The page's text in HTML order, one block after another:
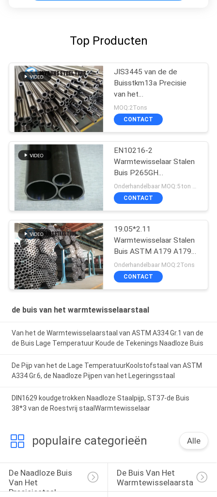
Top Producten
JIS3445 van de de
Buisstkm13a Precisie
van het
Warmtewisselaarstaal
Koudgetrokken Naadloze
het Roestvrije staalbuis
MOQ:2Tons
CONTACT
EN10216-2
Warmtewisselaar Stalen
Buis P265GH
Koudtrekken
Onderhandelbaar MOQ:5 ton per grootte
CONTACT
19.05*2.11
Warmtewisselaar Stalen
Buis ASTM A179 A179M
19
Onderhandelbaar MOQ:2Tons
CONTACT
de buis van het warmtewisselaarstaal
Van het de Warmtewisselaarstaal van ASTM A334 Gr.1 van de
de Buis Lage Temperatuur Koude de Tekenings Naadloze Buis
De Pijp van het de Lage TemperatuurKoolstofstaal van ASTM
A334 Gr.6, de Naadloze Pijpen van het Legeringsstaal
DIN1629 koudgetrokken Naadloze Staalpijp, ST37-de Buis
38*3 van de Roestvrij staalWarmtewisselaar
populaire categorieën Alle
De Naadloze Buis
Van Het
Precisiestaal
De Buis Van Het
Warmtewisselaarstaal